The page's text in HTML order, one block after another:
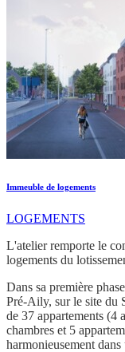
Immeuble de logements
LOGEMENTS
L'atelier remporte le
logements du
Dans sa première
Pré-Aily, sur le site du
de 37 appartements (4
chambres et 5
harmonieusement